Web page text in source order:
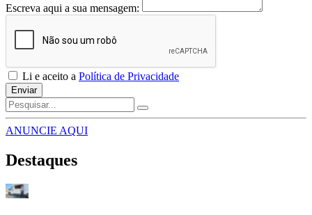
Escreva aqui a sua mensagem:
Li e aceito a Política de Privacidade
Enviar
ANUNCIE AQUI
Destaques